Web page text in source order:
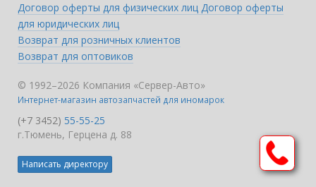
Договор оферты для физических лиц Договор оферты
для юридических лиц
Возврат для розничных клиентов
Возврат для оптовиков
© 1992–2026 Компания «Сервер-Авто»
Интернет-магазин автозапчастей для иномарок
(+7 3452) 55-55-25
г.Тюмень, Герцена д. 88
Написать директору